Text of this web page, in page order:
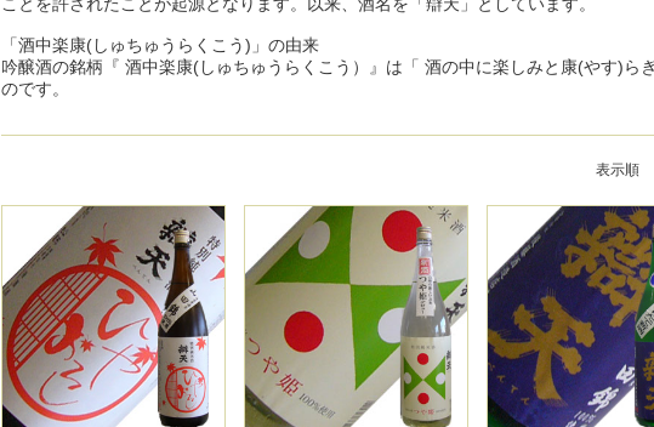
「酒中楽康(しゅちゅうらくこう)」の由来
吟醸酒の銘柄『 酒中楽康(しゅちゅうらくこう）』は「 酒の中に楽しみと康(やす)ら
のです。
表示